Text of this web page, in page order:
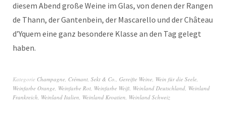
diesem Abend große Weine im Glas, von denen der Rangen
de Thann, der Gantenbein, der Mascarello und der Château
d’Yquem eine ganz besondere Klasse an den Tag gelegt
haben.
Kategorie Champagne, Crémant, Sekt & Co., Gereifte Weine, Wein für die Seele,
Weinfarbe Orange, Weinfarbe Rot, Weinfarbe Weiß, Weinland Deutschland, Weinland
Frankreich, Weinland Italien, Weinland Kroatien, Weinland Schweiz